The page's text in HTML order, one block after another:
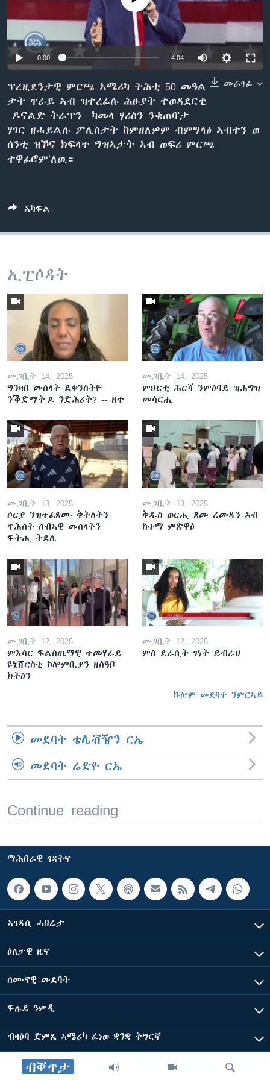
ቋንቋታት
ብቐጥታ
0:00 4:04
መራገፊ
ፕረዚደንታዊ ምርጫ ኣሜሪካ ትሕቲ 50 መዓል
ታት ጥራይ ኣብ ዝተረፈሉ ሕፁያት ተወዳደርቲ
ዶናልድ ትራፕን ካመላ ሃሪስን ንቁጠባ'ታ
ሃገር ዘሓይልሉ ፖሊስታት ከምዘለዎም ብምግላፅ ኣብተን ወ
ሰንቲ ዝኾና ክፍላተ ግዝኣታት ኣብ ወፍሪ ምርጫ
ተዋፊሮም’ለዉ።
ኣካፍል
ኢፒሶዳት
መጋቢት 14, 2025
ግንዛበ መሰላት ደቀንስትዮ
ንቕድሚት'ዶ ንድሕሪት? -- ዘተ
መጋቢት 14, 2025
ምህርቲ ሕርሻ ንምዕባይ ዝሕግዝ
መሳርሒ
መጋቢት 13, 2025
ሶርያ ንዝተፈጸሙ ቅትለትን
ጥሕሰት ሰብኣዊ መሰላትን
ፍትሒ ትደሊ
መጋቢት 13, 2025
ቅዱስ ወርሒ ጾመ ረመዳን ኣብ
ከተማ ምጽዋዕ
መጋቢት 12, 2025
ምእሳር ፍልስጤማዊ ተመሃራይ
ዩኒቨርስቲ ኮሎምቢያን ዘስዓቦ
ክትዕን
መጋቢት 12, 2025
ምስ ደራሲት ገነት ይብራህ
ኩሎም መደባት ንምርኣይ
መደባት ቴሌቭዥን ርኤ
መደባት ሬድዮ ርኤ
Continue reading
ማሕበራዊ ገጻትና
ኣገዳሲ ሓበሬታ
ዕለታዊ ዜና
ሰሙናዊ መደባት
ፍሉይ ዓምዲ
ብዛዕባ ድምጺ ኣሜሪካ ፈነወ ቋንቋ ትግርኛ
ድምጺ ኣመሪካ ብመሰል ጸሓፊ ዝተሓለወዩ።